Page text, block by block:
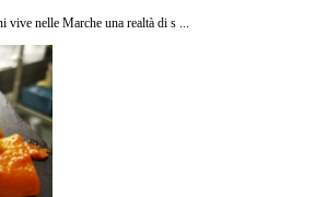
vive nelle Marche una realtà di s ...